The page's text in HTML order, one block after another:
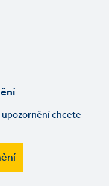
chcete